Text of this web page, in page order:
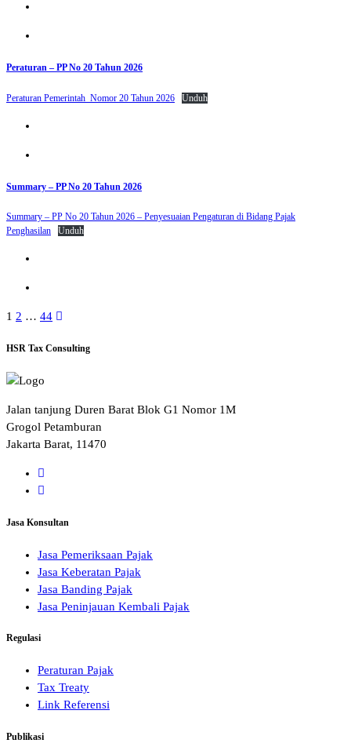
Peraturan – PP No 20 Tahun 2026
Peraturan Pemerintah_Nomor 20 Tahun 2026 Unduh
Summary – PP No 20 Tahun 2026
Summary – PP No 20 Tahun 2026 – Penyesuaian Pengaturan di Bidang Pajak
Penghasilan
Unduh
Paginasi
pos
1 2 … 44
HSR Tax Consulting
Jalan tanjung Duren Barat Blok G1 Nomor 1M
Grogol Petamburan
Jakarta Barat, 11470
Jasa Konsultan
Jasa Pemeriksaan Pajak
Jasa Keberatan Pajak
Jasa Banding Pajak
Jasa Peninjauan Kembali Pajak
Regulasi
Peraturan Pajak
Tax Treaty
Link Referensi
Publikasi